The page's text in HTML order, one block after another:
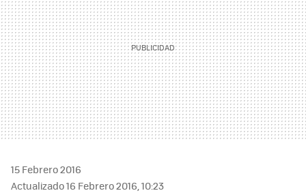
15 Febrero 2016
Actualizado 16 Febrero 2016, 10:23